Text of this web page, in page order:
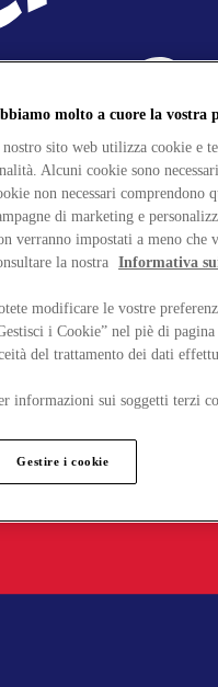
molto a cuore la vostra
sito web utilizza cookie e
Alcuni cookie sono
non necessari comprendono
di marketing e
verranno impostati a meno
la nostra Informativa
modificare le vostre
i Cookie” nel piè di
del trattamento dei dati
informazioni sui soggetti terzi
Gestire i cookie